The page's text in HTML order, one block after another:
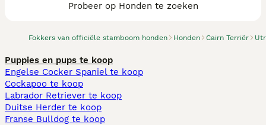
Fokkers van officiële stamboom honden Honden Cairn Terriër
Probeer op Honden te zoeken
Puppies en pups te koop
Engelse Cocker Spaniel te koop
Cockapoo te koop
Labrador Retriever te koop
Duitse Herder te koop
Franse Bulldog te koop